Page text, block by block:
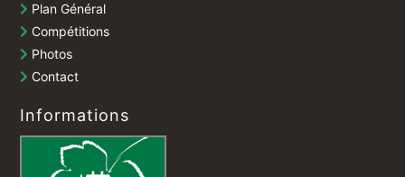
Plan Général
Compétitions
Photos
Contact
Informations